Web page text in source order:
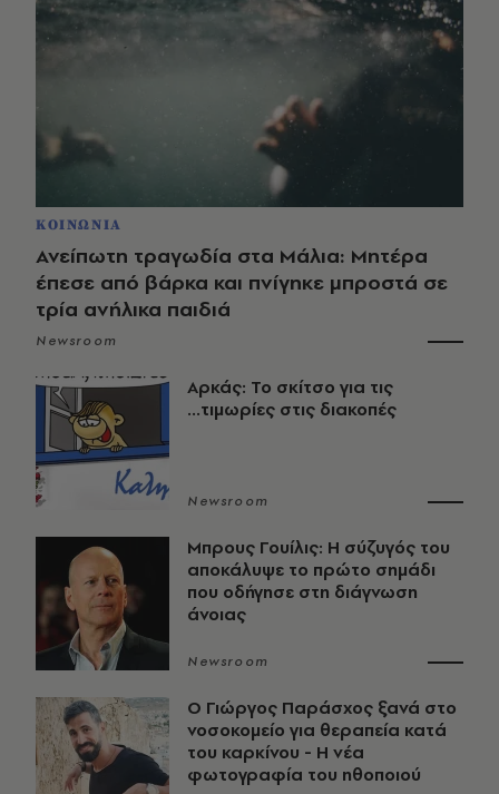
ΚΟΙΝΩΝΙΑ
Ανείπωτη τραγωδία στα Μάλια: Μητέρα
έπεσε από βάρκα και πνίγηκε μπροστά σε
τρία ανήλικα παιδιά
Newsroom
Αρκάς: Το σκίτσο για τις
...τιμωρίες στις διακοπές
Newsroom
Μπρους Γουίλις: Η σύζυγός του
αποκάλυψε το πρώτο σημάδι
που οδήγησε στη διάγνωση
άνοιας
Newsroom
O Γιώργος Παράσχος ξανά στο
νοσοκομείο για θεραπεία κατά
του καρκίνου - Η νέα
φωτογραφία του ηθοποιού